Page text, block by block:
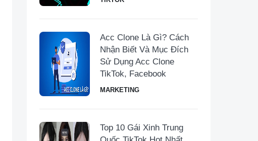
Acc Clone Là Gì? Cách
Nhận Biết Và Mục Đích
Sử Dụng Acc Clone
TikTok, Facebook
MARKETING
Top 10 Gái Xinh Trung